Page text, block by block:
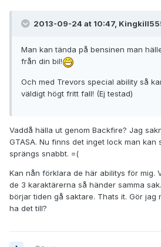
2013-09-24 at 10:47,
Man kan tända på bensinen man
från din bil!
Och med Trevors special ability så
väldigt högt fritt fall! (Ej testad)
Vaddå hälla ut genom Backfire? Jag
GTASA. Nu finns det inget lock man kan
sprängs snabbt. =(
Kan nån förklara de här abilitys för mig.
de 3 karaktärerna så händer samma
börjar tiden gå saktare. Thats it. Gör jag
ha det till?